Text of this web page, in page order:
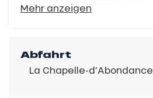
Mehr anzeigen
Abfahrt
La Chapelle-d'Abondance